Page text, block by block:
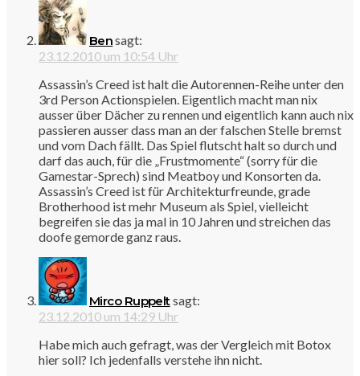
Bensagt:
23.12.2010 um 10:54 Uhr
Assassin’s Creed ist halt die Autorennen-Reihe unter den
3rd Person Actionspielen. Eigentlich macht man nix
ausser über Dächer zu rennen und eigentlich kann auch nix
passieren ausser dass man an der falschen Stelle bremst
und vom Dach fällt. Das Spiel flutscht halt so durch und
darf das auch, für die „Frustmomente“ (sorry für die
Gamestar-Sprech) sind Meatboy und Konsorten da.
Assassin’s Creed ist für Architekturfreunde, grade
Brotherhood ist mehr Museum als Spiel, vielleicht
begreifen sie das ja mal in 10 Jahren und streichen das
doofe gemorde ganz raus.
Mirco Ruppeltsagt:
23.12.2010 um 14:29 Uhr
Habe mich auch gefragt, was der Vergleich mit Botox
hier soll? Ich jedenfalls verstehe ihn nicht.